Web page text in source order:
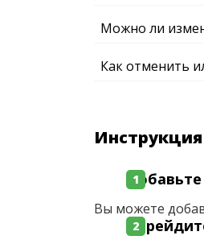
Можно ли
Как отменить
Добавьте
Вы можете